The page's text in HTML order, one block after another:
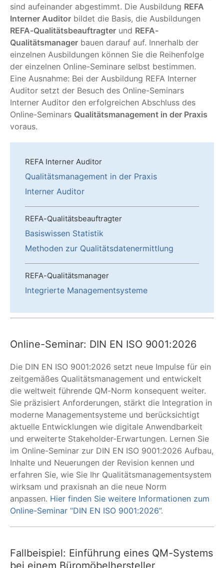
sind aufeinander abgestimmt. Die Ausbildung REFA
Interner Auditor bildet die Basis, die Ausbildungen
REFA-Qualitätsbeauftragter und REFA-
Qualitätsmanager bauen darauf auf. Innerhalb der
einzelnen Ausbildungen können Sie die Reihenfolge
der einzelnen Online-Seminare selbst bestimmen.
Eine Ausnahme: Bei der Ausbildung REFA Interner
Auditor setzt der Besuch des Online-Seminars
Interner Auditor den erfolgreichen Abschluss des
Online-Seminars Qualitätsmanagement in der Praxis
voraus.
REFA Interner Auditor
Qualitätsmanagement in der Praxis
Interner Auditor
REFA-Qualitätsbeauftragter
Basiswissen Statistik
Methoden zur Qualitätsdatenermittlung
REFA-Qualitätsmanager
Integrierte Managementsysteme
Online-Seminar: DIN EN ISO 9001:2026
Die DIN EN ISO 9001:2026 setzt neue Impulse für ein
zeitgemäßes Qualitätsmanagement und entwickelt
die weltweit führende QM-Norm konsequent weiter.
Sie präzisiert Anforderungen, stärkt die Integration in
moderne Managementsysteme und berücksichtigt
aktuelle Entwicklungen wie digitale Anwendbarkeit
und erweiterte Stakeholder-Erwartungen. Lernen Sie
im Online-Seminar zur DIN EN ISO 9001:2026 Aufbau,
Inhalte und Neuerungen der Revision kennen und
erfahren Sie, wie Sie Ihr Qualitätsmanagementsystem
wirksam und praxisnah an die neue Norm
anpassen. Hier finden Sie weitere Informationen zum
Online-Seminar “DIN EN ISO 9001:2026”.
Fallbeispiel: Einführung eines QM-Systems
bei einem Büromöbelhersteller